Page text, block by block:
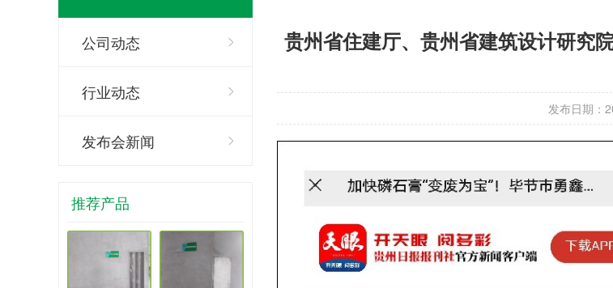
公司动态
行业动态
发布会新闻
推荐产品
贵州省住建厅、贵州省建筑设计研究
发布日期：